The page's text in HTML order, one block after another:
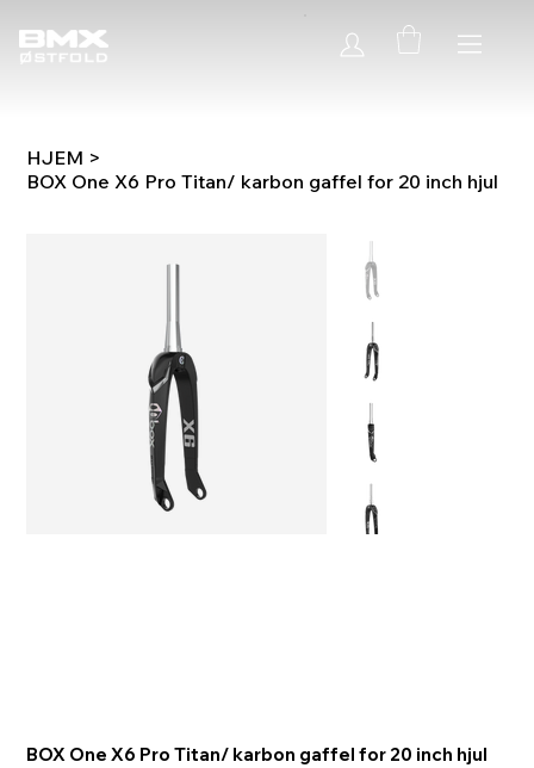
HJEM >
BOX One X6 Pro Titan/ karbon gaffel for 20 inch hjul
BOX One X6 Pro Titan/ karbon gaffel for 20 inch hjul